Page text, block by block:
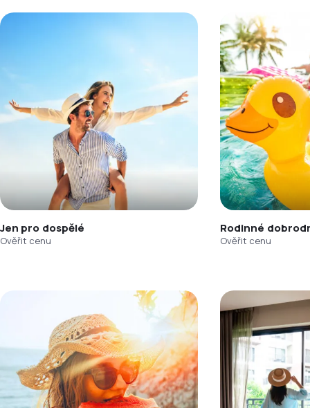
Jen pro dospělé
Ověřit cenu
Rodinné
Ověřit cenu